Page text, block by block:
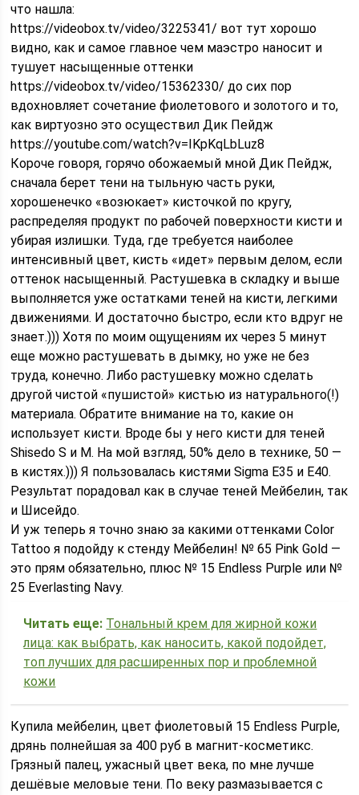
что нашла:
https://videobox.tv/video/3225341/ вот тут хорошо
видно, как и самое главное чем маэстро наносит и
тушует насыщенные оттенки
https://videobox.tv/video/15362330/ до сих пор
вдохновляет сочетание фиолетового и золотого и то,
как виртуозно это осуществил Дик Пейдж
https://youtube.com/watch?v=IKpKqLbLuz8
Короче говоря, горячо обожаемый мной Дик Пейдж,
сначала берет тени на тыльную часть руки,
хорошенечко «возюкает» кисточкой по кругу,
распределяя продукт по рабочей поверхности кисти и
убирая излишки. Туда, где требуется наиболее
интенсивный цвет, кисть «идет» первым делом, если
оттенок насыщенный. Растушевка в складку и выше
выполняется уже остатками теней на кисти, легкими
движениями. И достаточно быстро, если кто вдруг не
знает.))) Хотя по моим ощущениям их через 5 минут
еще можно растушевать в дымку, но уже не без
труда, конечно. Либо растушевку можно сделать
другой чистой «пушистой» кистью из натурального(!)
материала. Обратите внимание на то, какие он
использует кисти. Вроде бы у него кисти для теней
Shisedo S и M. На мой взгляд, 50% дело в технике, 50 —
в кистях.))) Я пользовалась кистями Sigma E35 и E40.
Результат порадовал как в случае теней Мейбелин, так
и Шисейдо.
И уж теперь я точно знаю за какими оттенками Color
Tattoo я подойду к стенду Мейбелин! № 65 Pink Gold —
это прям обязательно, плюс № 15 Endless Purple или №
25 Everlasting Navy.
Читать еще: Тональный крем для жирной кожи
лица: как выбрать, как наносить, какой подойдет,
топ лучших для расширенных пор и проблемной
кожи
Купила мейбелин, цвет фиолетовый 15 Endless Purple,
дрянь полнейшая за 400 руб в магнит-косметикс.
Грязный палец, ужасный цвет века, по мне лучше
дешёвые меловые тени. По веку размазывается с